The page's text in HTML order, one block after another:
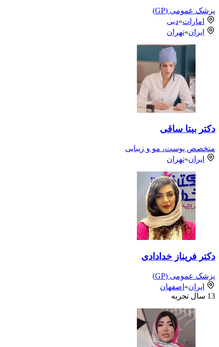
پزشک عمومی (GP)
امارات»دبی
ایران»تهران
دکتر بیتا ساقی
متخصص پوست، مو و زیبایی
ایران»تهران
دکتر فریناز خدادادی
پزشک عمومی (GP)
ایران» اصفهان
13 سال تجربه